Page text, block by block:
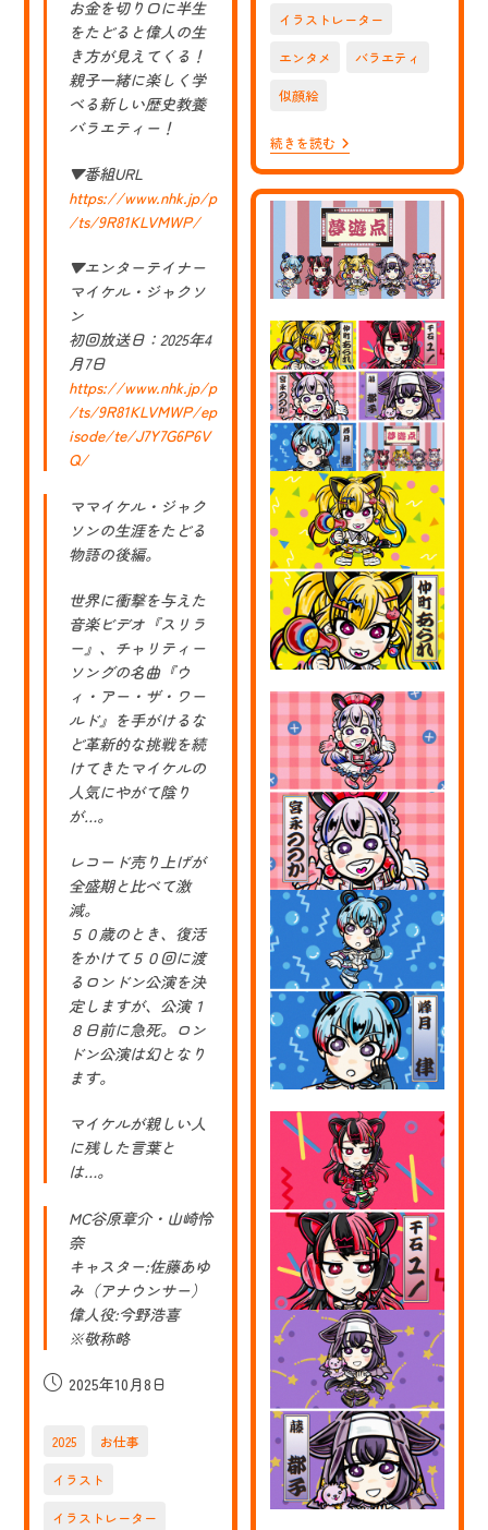
ス
ト
を
担
当
さ
せ
て
た
だ
き
ま
イラストレーター
エンタメ バラエティ
似顔絵
続きを読む【お
仕
事】
も
も
い
ろ
ク
ロ
ー
バ
ー
Z
さ
ん
「第
7
回
も
も
い
ろ
歌
合
戦」
の
オ
フ
ィ
シ
ャ
グ
ッ
ズ
イ
ラ
ス
ト
を
描
か
せ
て
い
た
だ
き
ま
し
た
お金を切り口に半生
をたどると偉人の生
き方が見えてくる！
親子一緒に楽しく学
べる新しい歴史教養
バラエティー！
▼番組URL
https://www.nhk.jp/p
/ts/9R81KLVMWP/
▼エンターテイナー
マイケル・ジャクソ
ン
初回放送日：2025年4
月7日
https://www.nhk.jp/p
/ts/9R81KLVMWP/ep
isode/te/J7Y7G6P6V
Q/
ママイケル・ジャク
ソンの生涯をたどる
物語の後編。
世界に衝撃を与えた
音楽ビデオ『スリラ
ー』、チャリティー
ソングの名曲『ウ
ィ・アー・ザ・ワー
ルド』を手がけるな
ど革新的な挑戦を続
けてきたマイケルの
人気にやがて陰り
が…。
レコード売り上げが
全盛期と比べて激
減。
５０歳のとき、復活
をかけて５０回に渡
るロンドン公演を決
定しますが、公演１
８日前に急死。ロン
ドン公演は幻となり
ます。
マイケルが親しい人
に残した言葉と
は…。
MC谷原章介・山崎怜
奈
キャスター:佐藤あゆ
み（アナウンサー）
偉人役:今野浩喜
※敬称略
投
開
日:
2025年10月8日
2025 お仕事
イラスト
イラストレーター